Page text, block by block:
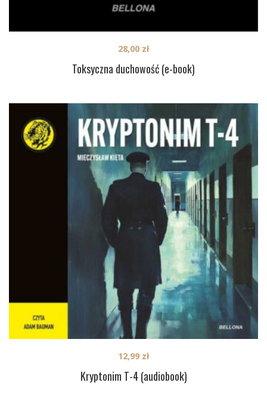
Toksyczna duchowość (e-book)
28,00 zł
Kryptonim T-4 (audiobook)
12,99 zł